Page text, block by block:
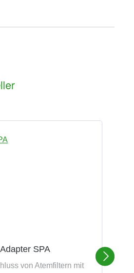
Adapter SPA
von Atemfiltern mit